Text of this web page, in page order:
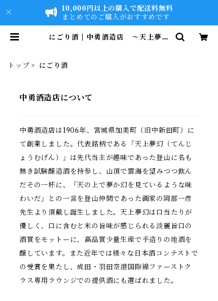
10,000円以上の購入で配送料無料
まとめてのご購入がおすすめです
にごり酒 | 中勇酒造店 ～天上夢幻
トップ にごり酒
中勇酒造店について
中勇酒造店は1906年、宮城県加美町（旧中新田町）に
て創業しました。代表銘柄である「天上夢幻（てんじ
ょうむげん）」は先代当主が趣味であった登山に名も
無き試験醸造酒を持参し、山頂で雲海を望みつつ飲ん
だその一杯に、「天の上で夢か幻を見ているような味
わいだ」との一言を登山仲間であった画家の岡部一彦
先生より頂戴し誕生しました。天上夢幻は口当たりが
優しく、口に含むと米の旨味が感じられる淡麗旨口の
酒質をモットーに、高品質少量生産で手造りの地酒を
醸しています。また近年では様々な日本酒コンテストで
の受賞を果たし、成田・羽田空港国際線ファーストク
ラス専用ラウンジでの提供酒にも選ばれました。